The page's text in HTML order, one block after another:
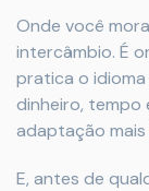
Onde você
intercâmbio. É
pratica o
dinheiro, tempo
adaptação mais
E, antes de